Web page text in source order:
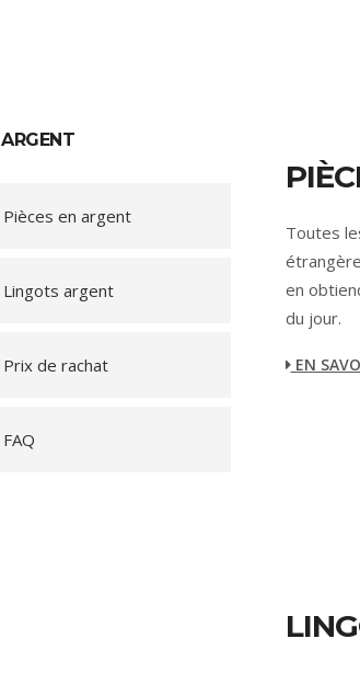
ARGENT
Pièces en argent
Lingots argent
Prix de rachat
FAQ
Toutes
en
du jour.
EN